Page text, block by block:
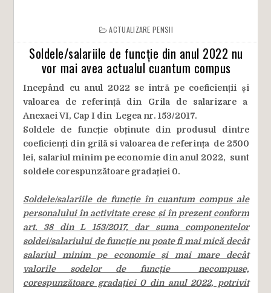
ACTUALIZARE PENSII
Soldele/salariile de funcție din anul 2022 nu
vor mai avea actualul cuantum compus
Incepând cu anul 2022 se intră pe coeficienții și
valoarea de referință din Grila de salarizare a
Anexaei VI, Cap I din Legea nr. 153/2017.
Soldele de funcție obținute din produsul dintre
coeficienți din grilă si valoarea de referința de 2500
lei, salariul minim pe economie din anul 2022, sunt
soldele corespunzătoare gradației 0.
Soldele/salariile de funcție în cuantum compus ale
personalului în activitate cresc și în prezent conform
art. 38 din L 153/2017, dar suma componentelor
soldei/salariului de funcție nu poate fi mai mică decât
salariul minim pe economie și mai mare decât
valorile sodelor de funcție necompuse,
corespunzătoare gradației 0 din anul 2022, potrivit